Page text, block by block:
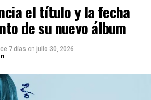
el título y la fecha
de su nuevo álbum
7 días on julio 30, 2026